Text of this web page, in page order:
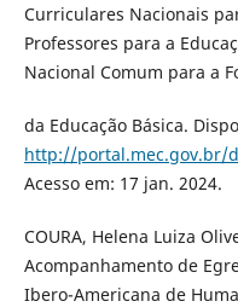
Curriculares Nacionais
Professores para a
Nacional Comum para a
da Educação Básica.
http://portal.mec.gov.br/
Acesso em: 17 jan. 2024.
COURA, Helena Luiza
Acompanhamento de
Ibero-Americana de